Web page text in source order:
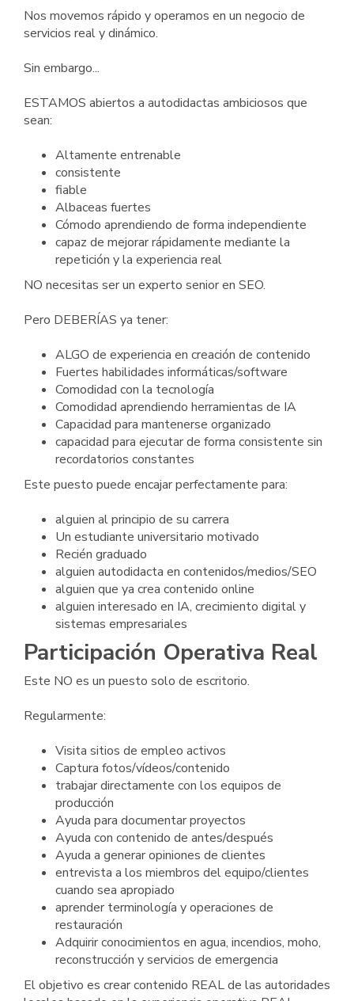
Nos movemos rápido y operamos en un negocio de
servicios real y dinámico.
Sin embargo...
ESTAMOS abiertos a autodidactas ambiciosos que
sean:
Altamente entrenable
consistente
fiable
Albaceas fuertes
Cómodo aprendiendo de forma independiente
capaz de mejorar rápidamente mediante la
repetición y la experiencia real
NO necesitas ser un experto senior en SEO.
Pero DEBERÍAS ya tener:
ALGO de experiencia en creación de contenido
Fuertes habilidades informáticas/software
Comodidad con la tecnología
Comodidad aprendiendo herramientas de IA
Capacidad para mantenerse organizado
capacidad para ejecutar de forma consistente sin
recordatorios constantes
Este puesto puede encajar perfectamente para:
alguien al principio de su carrera
Un estudiante universitario motivado
Recién graduado
alguien autodidacta en contenidos/medios/SEO
alguien que ya crea contenido online
alguien interesado en IA, crecimiento digital y
sistemas empresariales
Participación Operativa Real
Este NO es un puesto solo de escritorio.
Regularmente:
Visita sitios de empleo activos
Captura fotos/vídeos/contenido
trabajar directamente con los equipos de
producción
Ayuda para documentar proyectos
Ayuda con contenido de antes/después
Ayuda a generar opiniones de clientes
entrevista a los miembros del equipo/clientes
cuando sea apropiado
aprender terminología y operaciones de
restauración
Adquirir conocimientos en agua, incendios, moho,
reconstrucción y servicios de emergencia
El objetivo es crear contenido REAL de las autoridades